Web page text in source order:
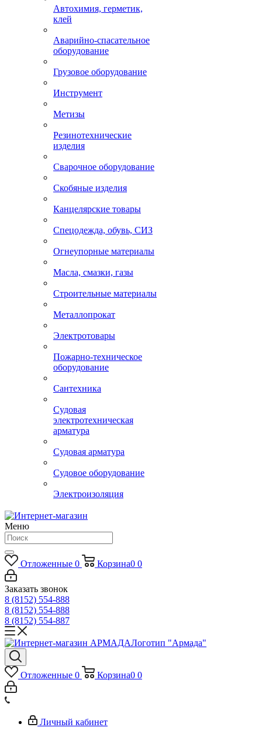
Автохимия, герметик,
клей
Аварийно-спасательное
оборудование
Грузовое оборудование
Инструмент
Метизы
Резинотехнические
изделия
Сварочное оборудование
Скобяные изделия
Канцелярские товары
Спецодежда, обувь, СИЗ
Огнеупорные материалы
Масла, смазки, газы
Строительные материалы
Металлопрокат
Электротовары
Пожарно-техническое
оборудование
Сантехника
Судовая
электротехническая
арматура
Судовая арматура
Судовое оборудование
Электроизоляция
Меню
Отложенные 0 Корзина0 0
Заказать звонок
8 (8152) 554-888
8 (8152) 554-888
8 (8152) 554-887
Логотип "Армада"
Отложенные 0 Корзина0 0
Личный кабинет